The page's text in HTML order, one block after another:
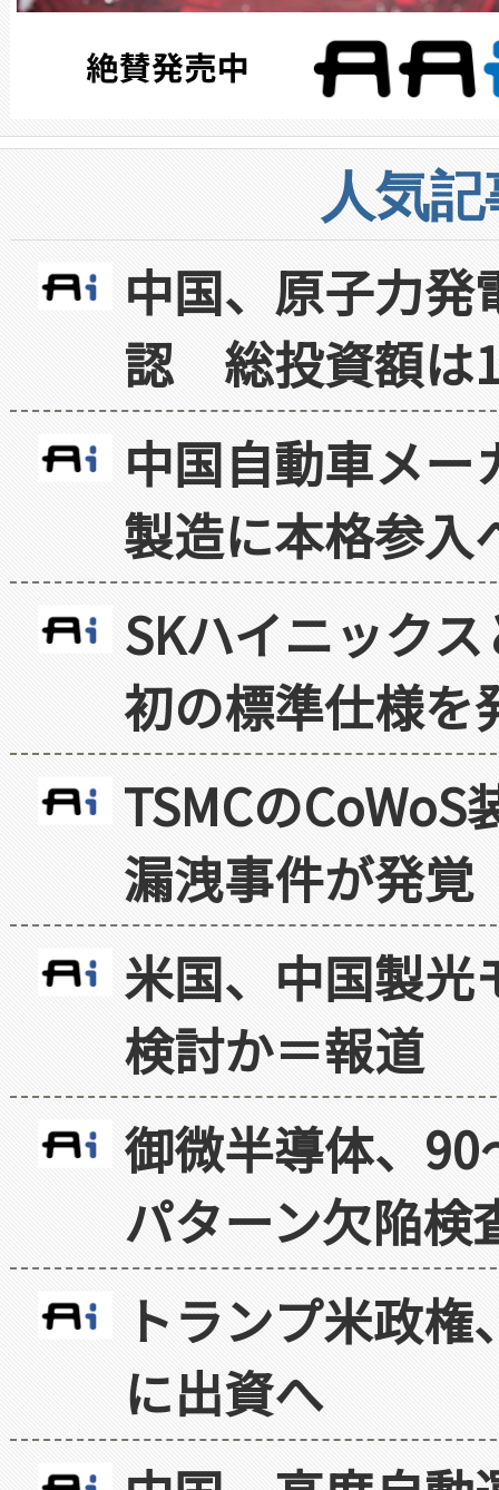
人気
中国、原子力
認 総投資額は
中国自動車メ
製造に本格参入
SKハイニック
初の標準仕様を
TSMCの
漏洩事件が発覚
米国、中国製光
検討か＝報道
御微半導体、
パターン欠陥検
トランプ米政
に出資へ